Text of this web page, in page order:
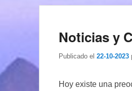
Noticias y
Publicado el 22-10-2023
Hoy existe una